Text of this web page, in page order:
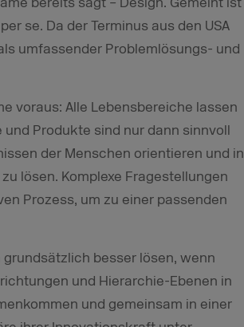
se. Da der Terminus aus den USA
umfassender Problemlösungs- und
voraus: Alle Lebensbereiche lassen
Produkte sind nur dann sinnvoll
der Menschen orientieren und in
lösen. Komplexe Fragestellungen
Prozess, um zu einer passenden
besser lösen, wenn
und Hierarchie-Ebenen in
und gemeinsam in einer